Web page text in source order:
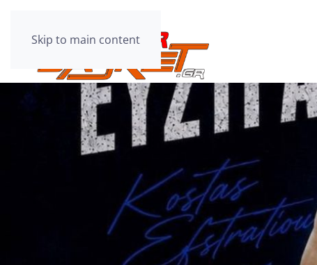
Skip to main content